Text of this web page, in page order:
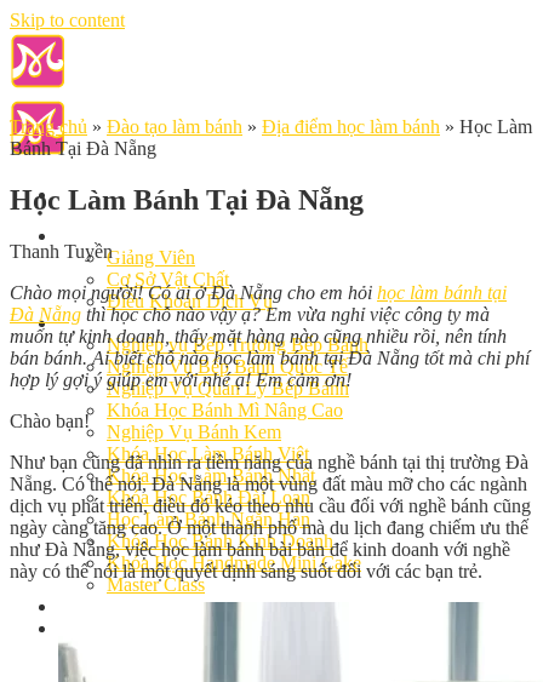
Skip to content
Giảng Viên
Cơ Sở Vật Chất
Điều Khoản Dịch Vụ
Học Làm Bánh
Nghiệp vụ Bếp Trưởng Bếp Bánh
Nghiệp Vụ Bếp Bánh Quốc Tế
Nghiệp Vụ Quản Lý Bếp Bánh
Khóa Học Bánh Mì Nâng Cao
Nghiệp Vụ Bánh Kem
Khóa Học Làm Bánh Việt
Khóa Học Làm Bánh Nhật
Khóa Học Bánh Đài Loan
Học Làm Bánh Ngắn Hạn
Khóa Học Bánh Kinh Doanh
Khóa Học Handmade Mini Cake
Master Class
Trang chủ » Đào tạo làm bánh » Địa điểm học làm bánh » Học Làm
Bánh Tại Đà Nẵng
Học Làm Bánh Tại Đà Nẵng
Thanh Tuyền
Chào mọi người! Có ai ở Đà Nẵng cho em hỏi học làm bánh tại
Đà Nẵng thì học chỗ nào vậy ạ? Em vừa nghỉ việc công ty mà
muốn tự kinh doanh, thấy mặt hàng nào cũng nhiều rồi, nên tính
bán bánh. Ai biết chỗ nào học làm bánh tại Đà Nẵng tốt mà chi phí
hợp lý gợi ý giúp em với nhé ạ! Em cảm ơn!
Chào bạn!
Như bạn cũng đã nhìn ra tiềm năng của nghề bánh tại thị trường Đà
Nẵng. Có thể nói, Đà Nẵng là một vùng đất màu mỡ cho các ngành
dịch vụ phát triển, điều đó kéo theo nhu cầu đối với nghề bánh cũng
ngày càng tăng cao. Ở một thành phố mà du lịch đang chiếm ưu thế
như Đà Nẵng, việc học làm bánh bài bản để kinh doanh với nghề
này có thể nói là một quyết định sáng suốt đối với các bạn trẻ.